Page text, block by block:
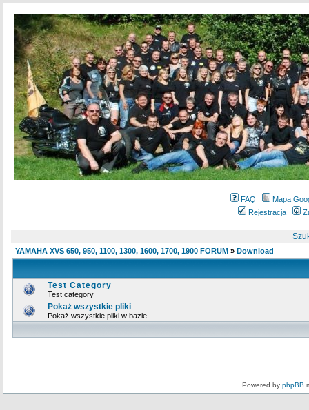
FAQ
Mapa
Rejestracja
YAMAHA XVS 650, 950, 1100, 1300, 1600, 1700, 1900 FORUM » Download
Test Category
Test category
Pokaż wszystkie pliki
Pokaż wszystkie pliki w bazie
Powered by phpBB